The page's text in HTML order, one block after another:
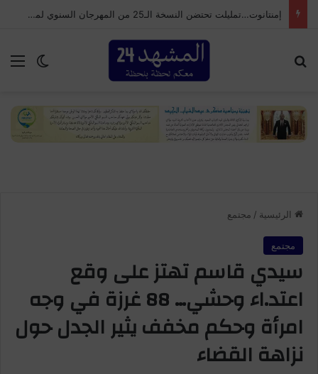
إمنتانوت…تمليلت تحتضن النسخة الـ25 من المهرجان السنوي لموظفي الجماعة
الوضع
الرئيسية / مجتمع
مجتمع
سيدي قاسم تهتز على وقع
اعتد.اء وحشي… 88 غرزة في وجه
امرأة وحكم مخفف يثير الجدل حول
نزاهة القضاء